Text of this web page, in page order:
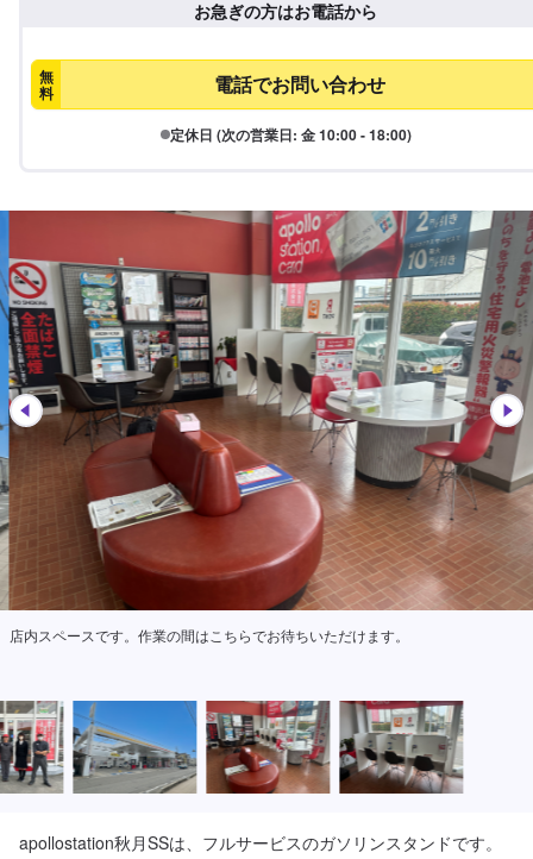
お急ぎの方はお電話から
無
料 電話でお問い合わせ
定休日 (次の営業日: 金 10:00 - 18:00)
店内スペースです。作業の間はこちらでお待ちいただけます。
apollostation秋月SSは、フルサービスのガソリンスタンドです。